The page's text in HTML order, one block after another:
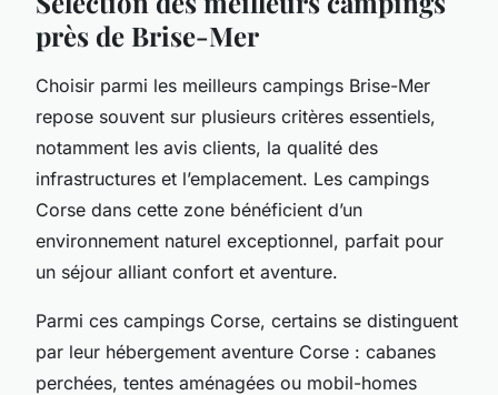
près de Brise-Mer
Choisir parmi les meilleurs campings Brise-Mer
repose souvent sur plusieurs critères essentiels,
notamment les avis clients, la qualité des
infrastructures et l’emplacement. Les campings
Corse dans cette zone bénéficient d’un
environnement naturel exceptionnel, parfait pour
un séjour alliant confort et aventure.
Parmi ces campings Corse, certains se distinguent
par leur hébergement aventure Corse : cabanes
perchées, tentes aménagées ou mobil-homes